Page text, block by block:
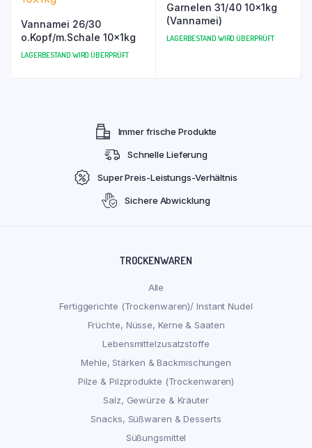
Vannamei 26/30
o.Kopf/m.Schale 10x1kg
LAGERBESTAND WIRD ÜBERPRÜFT
Garnelen 31/40 10x1kg
(Vannamei)
LAGERBESTAND WIRD ÜBERPRÜFT
Immer frische Produkte
Schnelle Lieferung
Super Preis-Leistungs-Verhältnis
Sichere Abwicklung
TROCKENWAREN
Alle
Fertiggerichte (Trockenwaren)/ Instant Nudel
Früchte, Nüsse, Kerne & Saaten
Lebensmittelzusatzstoffe
Mehle, Stärken & Backmischungen
Pilze & Pilzprodukte (Trockenwaren)
Salz, Gewürze & Kräuter
Snacks, Süßwaren & Desserts
Süßungsmittel